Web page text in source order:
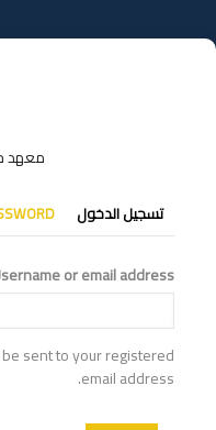
إلى
المحتوى
معهد
التبويبات
الأساسية
تسجيل الدخول
or email address
sent to your registered
email address.